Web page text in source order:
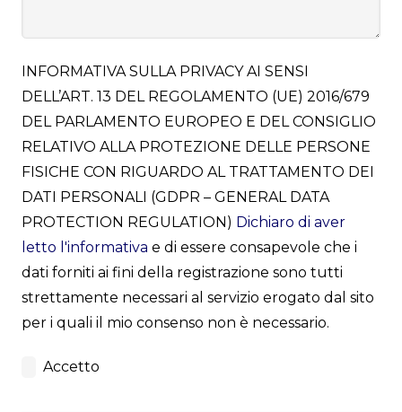
INFORMATIVA SULLA PRIVACY AI SENSI
DELL’ART. 13 DEL REGOLAMENTO (UE) 2016/679
DEL PARLAMENTO EUROPEO E DEL CONSIGLIO
RELATIVO ALLA PROTEZIONE DELLE PERSONE
FISICHE CON RIGUARDO AL TRATTAMENTO DEI
DATI PERSONALI (GDPR – GENERAL DATA
PROTECTION REGULATION) Dichiaro di aver
letto l'informativa e di essere consapevole che i
dati forniti ai fini della registrazione sono tutti
strettamente necessari al servizio erogato dal sito
per i quali il mio consenso non è necessario.
Accetto